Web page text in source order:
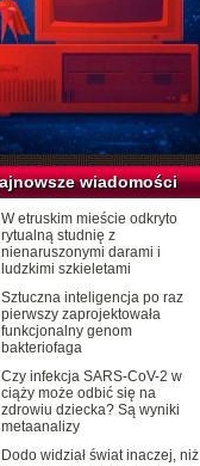
wiadomości
W etruskim mieście odkryto
rytualną studnię z
nienaruszonymi darami i
ludzkimi szkieletami
Sztuczna inteligencja po raz
pierwszy zaprojektowała
funkcjonalny genom
bakteriofaga
Czy infekcja SARS-CoV-2 w
ciąży może odbić się na
zdrowiu dziecka? Są wyniki
metaanalizy
Dodo widział świat inaczej, niż